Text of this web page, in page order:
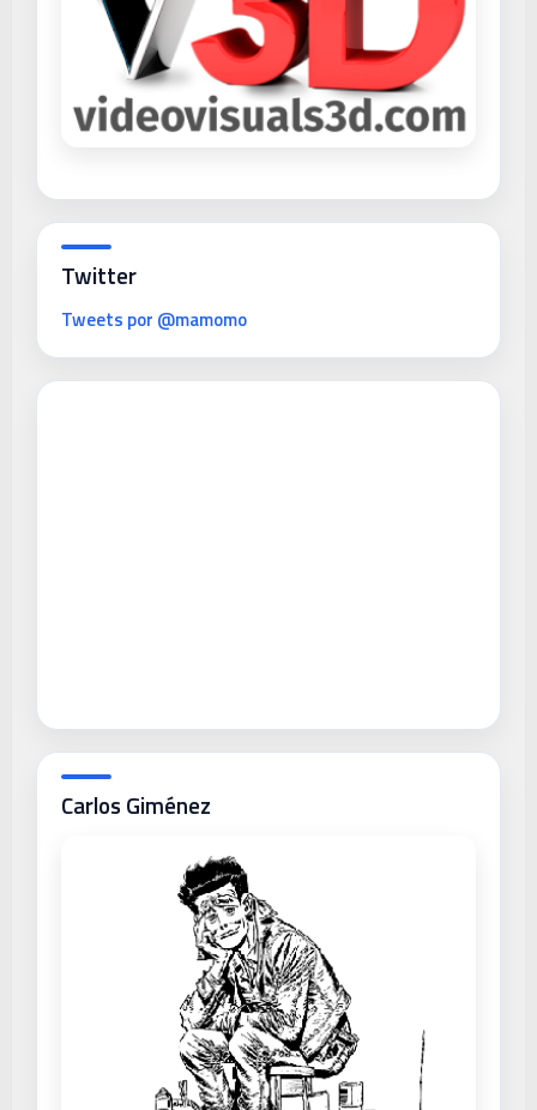
Twitter
Tweets por @mamomo
Carlos Giménez